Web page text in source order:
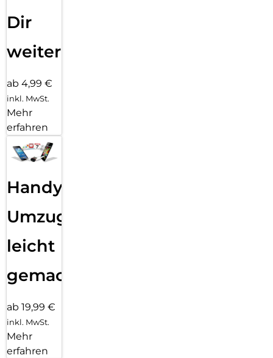
Dir
weiter
ab 4,99 €
inkl. MwSt.
Mehr
erfahren
Handy
Umzug
leicht
gemacht!
ab 19,99 €
inkl. MwSt.
Mehr
erfahren